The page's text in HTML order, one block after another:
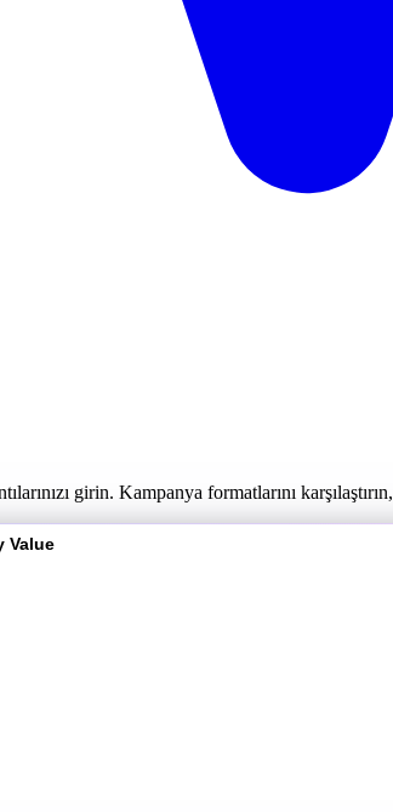
girin. Kampanya formatlarını
Value